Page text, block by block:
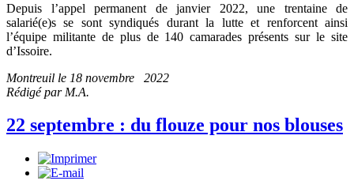
Depuis l’appel permanent de janvier 2022, une trentaine de
salarié(e)s se sont syndiqués durant la lutte et renforcent ainsi
l’équipe militante de plus de 140 camarades présents sur le site
d’Issoire.
Montreuil le 18 novembre 2022
Rédigé par M.A.
22 septembre : du flouze pour nos blouses